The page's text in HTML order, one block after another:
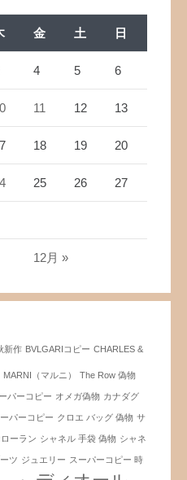
金 土 日
12月 »
4 5 6
11 12 13
18 19 20
25 26 27
新作 BVLGARIコピー CHARLES &
MARNI（マルニ） The Row 偽物
パーコピー オメガ偽物 カナダグ
パーコピー クロエ バッグ 偽物 サ
ーラン シャネル 手袋 偽物 シャネ
ツ ジュエリー スーパーコピー 時